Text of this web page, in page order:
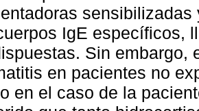
IgE específicos,
Sin embargo,
en pacientes no
en el caso de la